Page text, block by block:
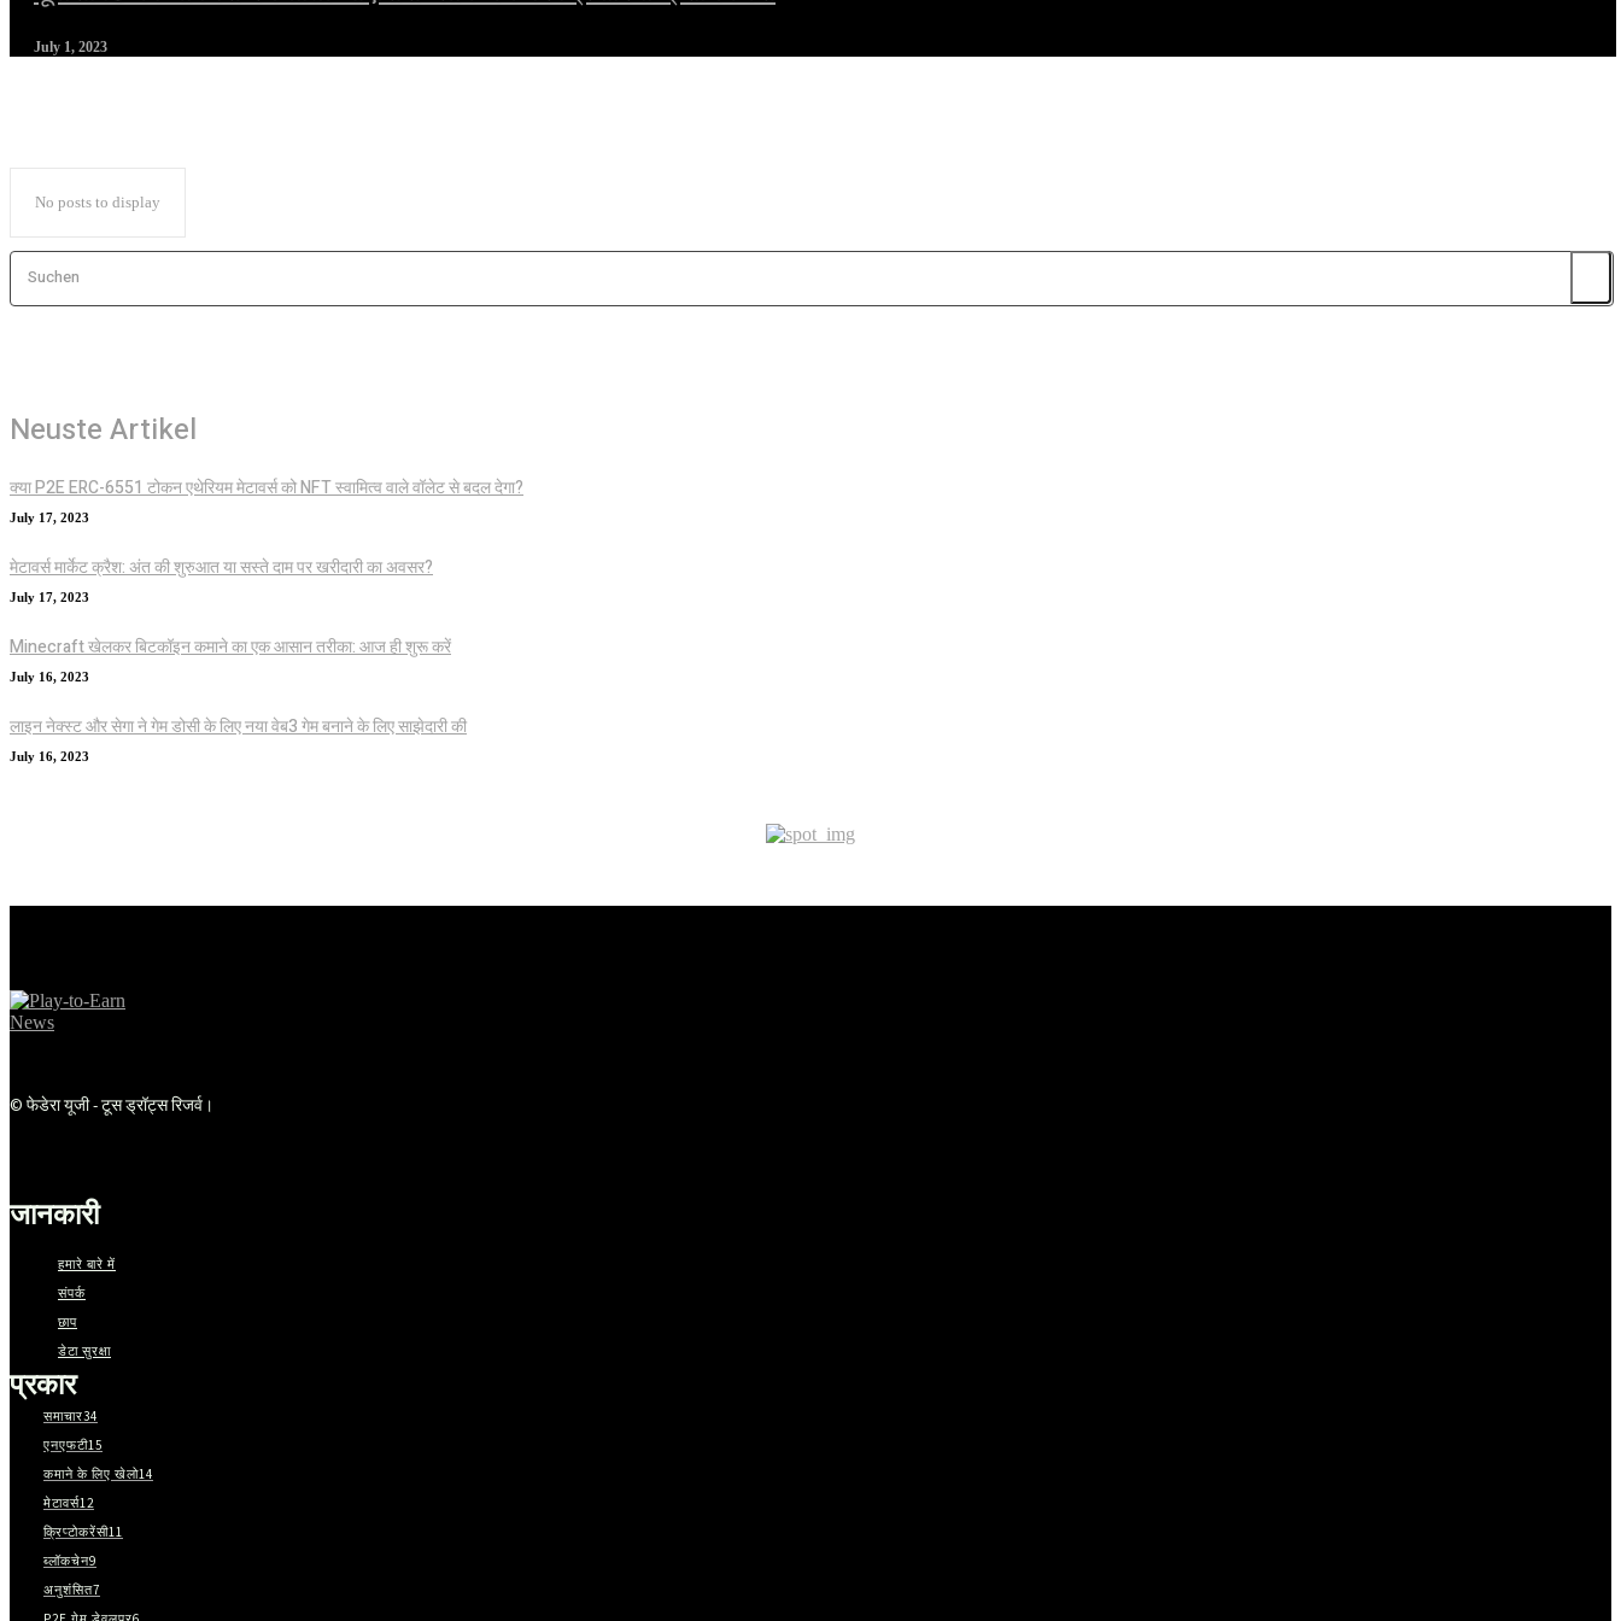
July 1, 2023
No posts to display
Suchen
Neuste Artikel
क्या P2E ERC-6551 टोकन एथेरियम मेटावर्स को NFT स्वामित्व वाले वॉलेट से बदल देगा?
July 17, 2023
मेटावर्स मार्केट क्रैश: अंत की शुरुआत या सस्ते दाम पर खरीदारी का अवसर?
July 17, 2023
Minecraft खेलकर बिटकॉइन कमाने का एक आसान तरीका: आज ही शुरू करें
July 16, 2023
लाइन नेक्स्ट और सेगा ने गेम डोसी के लिए नया वेब3 गेम बनाने के लिए साझेदारी की
July 16, 2023
© फेडेरा यूजी - टूस ड्रॉट्स रिजर्व।
जानकारी
हमारे बारे में
संपर्क
छाप
डेटा सुरक्षा
प्रकार
समाचार34
एनएफटी15
कमाने के लिए खेलो14
मेटावर्स12
क्रिप्टोकरेंसी11
ब्लॉकचेन9
अनुशंसित7